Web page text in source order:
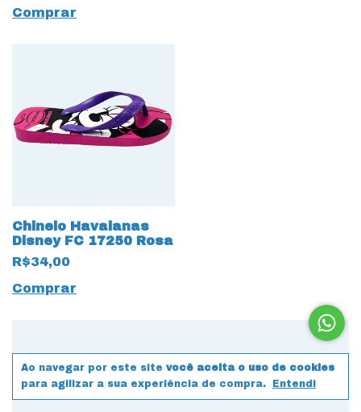
Ao navegar por este site você aceita o uso de cookies
para agilizar a sua experiência de compra.
Entendi
Comprar
Chinelo Havaianas
Disney FC 17250 Rosa
R$34,00
Comprar